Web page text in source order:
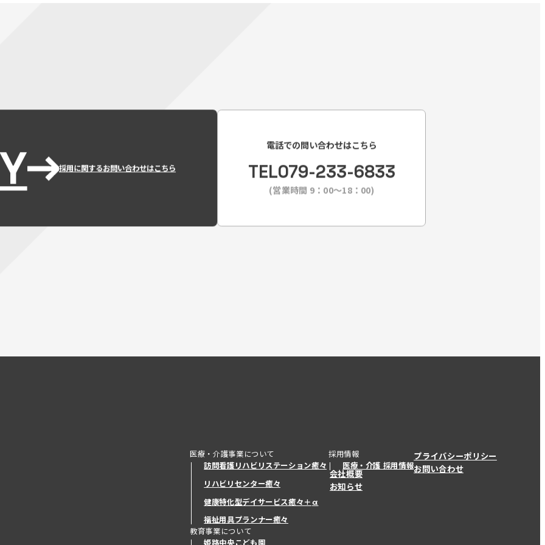
採用に関するお問い合わせはこちら
電話での問い合わせはこちら
TEL079-233-6833
(営業時間 9：00〜18：00)
医療・介護事業について
訪問看護リハビリステーション癒々
リハビリセンター癒々
健康特化型デイサービス癒々＋α
健康特化型デイサービス癒々＋
福祉用具プランナー癒々
教育事業について
姫路中央こども園
採用情報
医療・介護 採用情報
会社概要
お知らせ
プライバシーポリシー
お問い合わせ